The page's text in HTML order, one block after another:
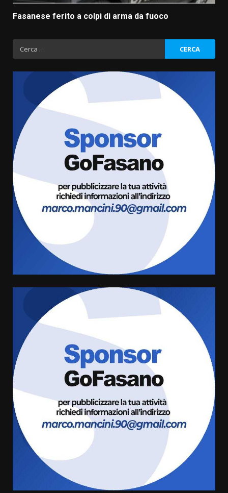
Fasanese ferito a colpi di arma da fuoco
Ricerca
per:
Fasanese ferito a colpi di arma
da fuoco
Carta d’identità: continua il piano
di aperture straordinarie del
Comune di Fasano
Grazia Neglia, coordinatrice
pronta a tornare in Consiglio
comunale
6 Agosto 2026 08:00
Cura dei beni comuni e
cittadinanza attiva: online
l’avviso per la gestione
condivisa della Villetta di
Laureto
6 Agosto 2026 06:20
7
La magia del Minareto e la prima
assoluta de “L’Albergo
Belvedere. Il rapimento”
6 Agosto 2026 06:15
“I Contestatori: Musica di
appuntamento con “Fasano in